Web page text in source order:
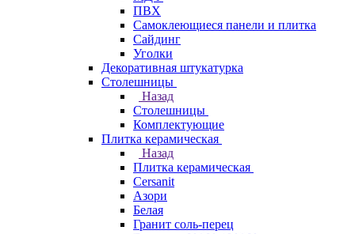
ПВХ
Самоклеющиеся панели и плитка
Сайдинг
Уголки
Декоративная штукатурка
Столешницы
Назад
Столешницы
Комплектующие
Плитка керамическая
Назад
Плитка керамическая
Cersanit
Азори
Белая
Гранит соль-перец